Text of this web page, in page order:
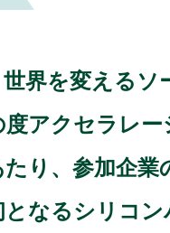
界を変える
アクセラレ
り、参加企業
なるシリコ